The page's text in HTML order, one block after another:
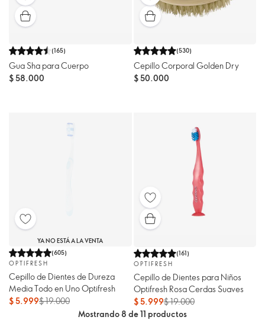
(165)
Gua Sha para Cuerpo
$ 58.000
(530)
Cepillo Corporal Golden Dry
$ 50.000
YA NO ESTÁ A LA VENTA
(605)
OPTIFRESH
Cepillo de Dientes de Dureza
Media Todo en Uno Optifresh
$ 5.999$ 19.000
(161)
OPTIFRESH
Cepillo de Dientes para Niños
Optifresh Rosa Cerdas Suaves
$ 5.999$ 19.000
Mostrando 8 de 11 productos